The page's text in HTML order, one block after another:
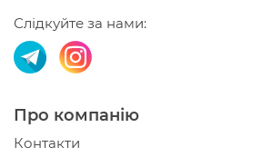
Слідкуйте за нами:
Про компанію
Контакти